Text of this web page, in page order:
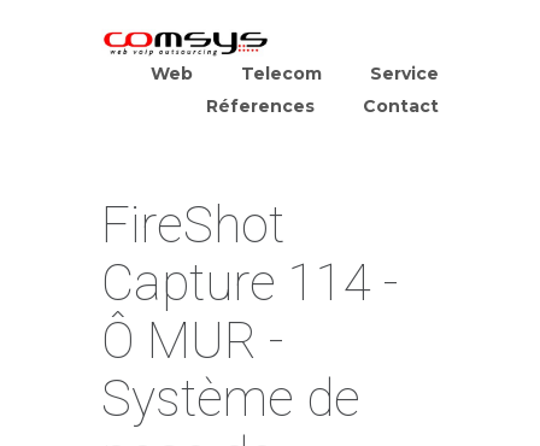
Web Telecom
Service
Réferences
Contact
FireShot
Capture 114 -
Ô MUR -
Système de